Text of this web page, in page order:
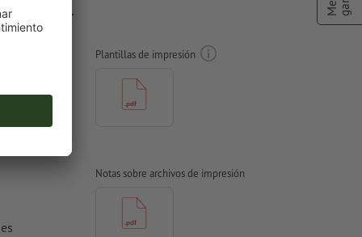
Roll-
Plantillas de impresión
Notas sobre archivos de impresión